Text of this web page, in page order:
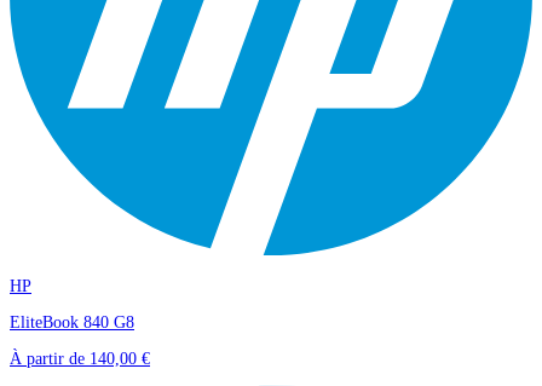
HP
EliteBook 840 G8
À partir de 140,00 €